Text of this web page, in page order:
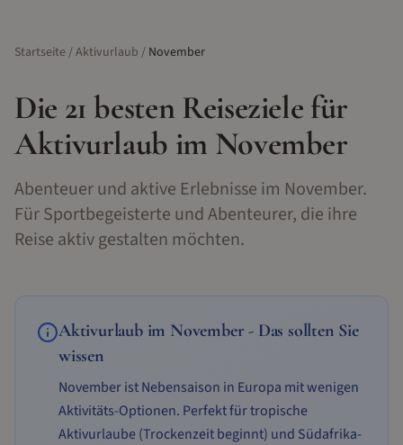
Startseite/Aktivurlaub / November
Die 21 besten Reiseziele für
Aktivurlaub im November
Abenteuer und aktive Erlebnisse im November.
Für Sportbegeisterte und Abenteurer, die ihre
Reise aktiv gestalten möchten.
Aktivurlaubim November - Das sollten Sie
wissen
November ist Nebensaison in Europa mit wenigen
Aktivitäts-Optionen. Perfekt für tropische
Aktivurlaube (Trockenzeit beginnt) und Südafrika-